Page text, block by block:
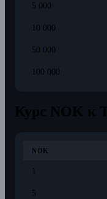
5 000
10 000
50 000
100 000
NOK
5